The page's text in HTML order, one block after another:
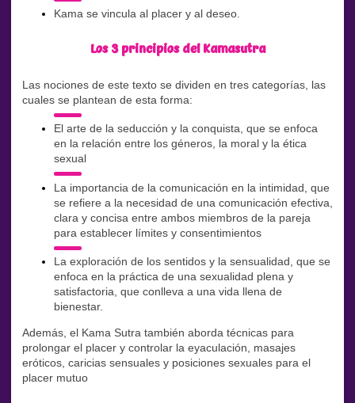
Kama se vincula al placer y al deseo.
Los 3 principios del Kamasutra
Las nociones de este texto se dividen en tres categorías, las
cuales se plantean de esta forma:
El arte de la seducción y la conquista, que se enfoca
en la relación entre los géneros, la moral y la ética
sexual
La importancia de la comunicación en la intimidad, que
se refiere a la necesidad de una comunicación efectiva,
clara y concisa entre ambos miembros de la pareja
para establecer límites y consentimientos
La exploración de los sentidos y la sensualidad, que se
enfoca en la práctica de una sexualidad plena y
satisfactoria, que conlleva a una vida llena de
bienestar.
Además, el Kama Sutra también aborda técnicas para
prolongar el placer y controlar la eyaculación, masajes
eróticos, caricias sensuales y posiciones sexuales para el
placer mutuo